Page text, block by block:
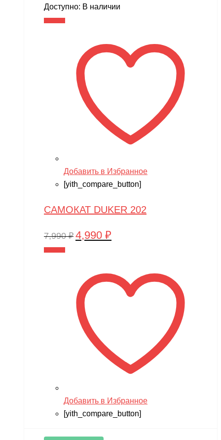
цена
цена:
Доступно: В наличии
Добавить в Избранное
[yith_compare_button]
САМОКАТ DUKER 202
7,990₽ Первоначальная
7,990 ₽.
4,990 ₽
Добавить в Избранное
[yith_compare_button]